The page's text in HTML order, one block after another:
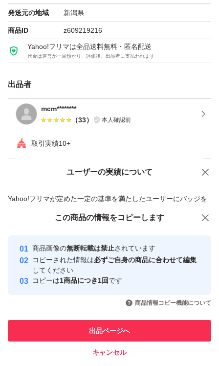
発送元の地域 新潟県
商品ID z609219216
Yahoo!フリマは全品送料無料・匿名配送
代金は運営が一旦預かり、評価後、出品者に支払われます
出品者
mcm********
（33） 本人確認前
取引実績10+
ユーザーの実績について
Yahoo!フリマが定めた一定の基準を満たしたユーザーにバッジを
付与しています
安心取引出品者
心・安全なユーザーです
取引実績
引を完了させた実績があります
での取引実績があります
価格の相談 商品への質問
この商品の情報をコピーします
商品画像の無断転載は禁止されています
コピーされた情報は必ずご自身の商品に合わせて編集
してください
コピーは1商品につき1回です
商品情報コピー機能について
出品ページへ
キャンセル
この商品をみている人にオススメ